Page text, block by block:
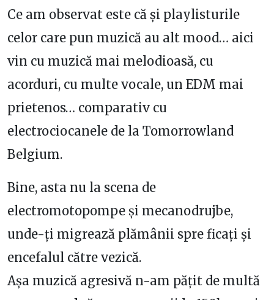
Ce am observat este că și playlisturile
celor care pun muzică au alt mood… aici
vin cu muzică mai melodioasă, cu
acorduri, cu multe vocale, un EDM mai
prietenos… comparativ cu
electrociocanele de la Tomorrowland
Belgium.
Bine, asta nu la scena de
electromotopompe și mecanodrujbe,
unde-ți migrează plămânii spre ficați și
encefalul către vezică.
Așa muzică agresivă n-am pățit de multă